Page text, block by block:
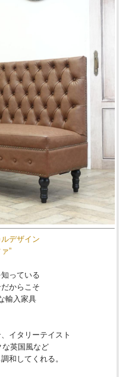
デザイン
”
っている
からこそ
輸入家具
イタリーテイスト
な英国風など
和してくれる。